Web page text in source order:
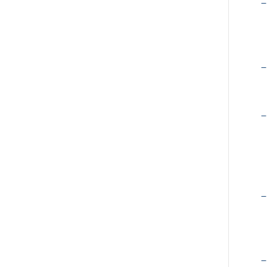
–
–
–
–
–